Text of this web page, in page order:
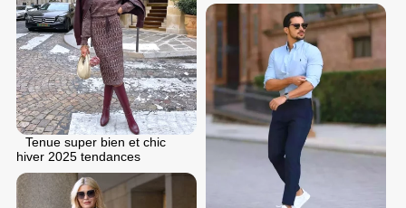
Tenue super bien et chic
hiver 2025 tendances